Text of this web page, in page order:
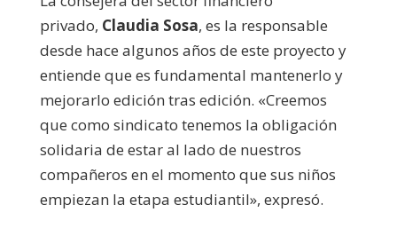
privado, Claudia Sosa, es la responsable
desde hace algunos años de este proyecto y
entiende que es fundamental mantenerlo y
mejorarlo edición tras edición. «Creemos
que como sindicato tenemos la obligación
solidaria de estar al lado de nuestros
compañeros en el momento que sus niños
empiezan la etapa estudiantil», expresó.